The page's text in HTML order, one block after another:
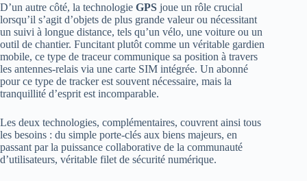
D’un autre côté, la technologie GPS joue un rôle crucial
lorsqu’il s’agit d’objets de plus grande valeur ou nécessitant
un suivi à longue distance, tels qu’un vélo, une voiture ou un
outil de chantier. Funcitant plutôt comme un véritable gardien
mobile, ce type de traceur communique sa position à travers
les antennes-relais via une carte SIM intégrée. Un abonné
pour ce type de tracker est souvent nécessaire, mais la
tranquillité d’esprit est incomparable.
Les deux technologies, complémentaires, couvrent ainsi tous
les besoins : du simple porte-clés aux biens majeurs, en
passant par la puissance collaborative de la communauté
d’utilisateurs, véritable filet de sécurité numérique.